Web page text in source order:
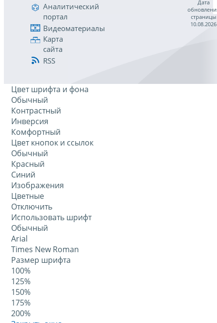
Аналитический
портал
Видеоматериалы
Карта
сайта
RSS
Дата
страницы
10.08.2026
Цвет шрифта и фона
Обычный
Контрастный
Инверсия
Комфортный
Цвет кнопок и ссылок
Обычный
Красный
Синий
Изображения
Цветные
Отключить
Использовать шрифт
Обычный
Arial
Times New Roman
Размер шрифта
100%
125%
150%
175%
200%